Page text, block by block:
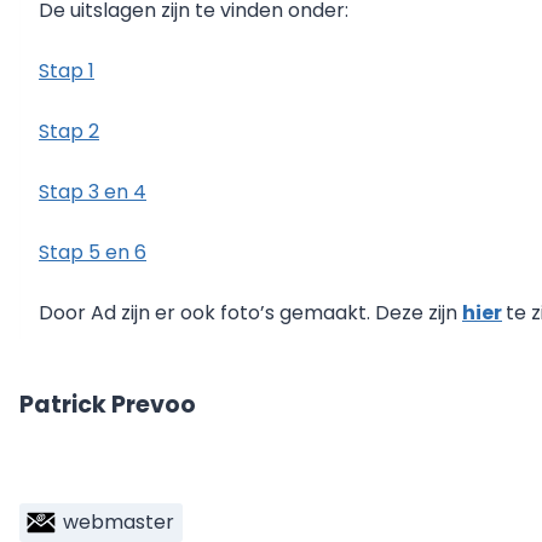
De uitslagen zijn te vinden onder:
Stap 1
Stap 2
Stap 3 en 4
Stap 5 en 6
Door Ad zijn er ook foto’s gemaakt. Deze zijn hierte
Patrick Prevoo
webmaster